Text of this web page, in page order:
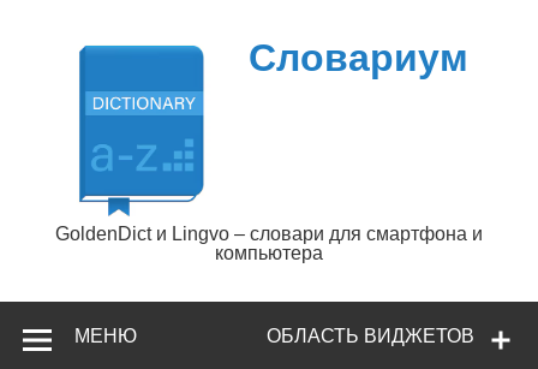
содержимому
Словариум
GoldenDict и Lingvo – словари для смартфона и
компьютера
ОБЛАСТЬ ВИДЖЕТОВ
МЕНЮ